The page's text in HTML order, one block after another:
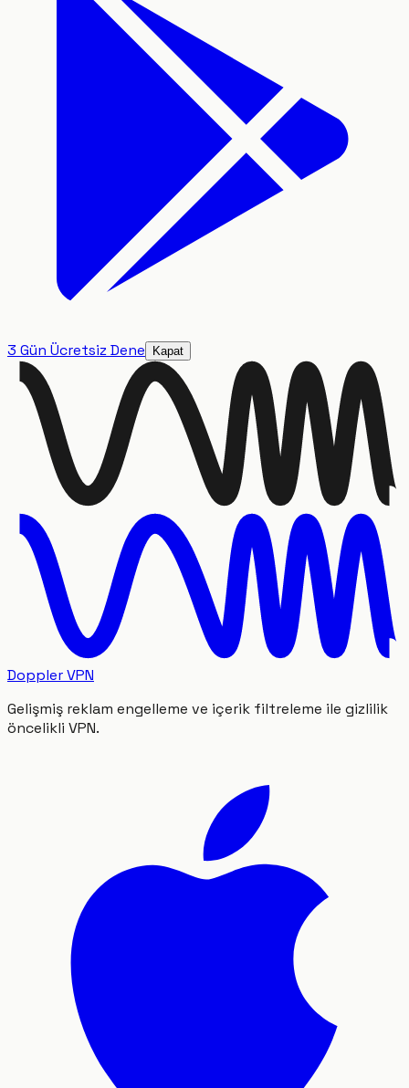
3 Gün Ücretsiz Dene Kapat
Doppler VPN
Gelişmiş reklam engelleme ve içerik filtreleme ile gizlilik
öncelikli VPN.